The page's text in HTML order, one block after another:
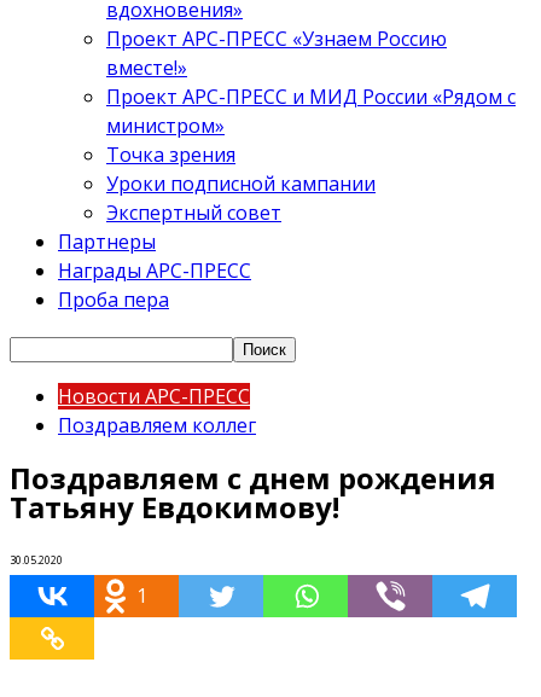
вдохновения»
Проект АРС-ПРЕСС «Узнаем Россию
вместе!»
Проект АРС-ПРЕСС и МИД России «Рядом с
министром»
Точка зрения
Уроки подписной кампании
Экспертный совет
Партнеры
Награды АРС-ПРЕСС
Проба пера
Новости АРС-ПРЕСС
Поздравляем коллег
Поздравляем с днем рождения
Татьяну Евдокимову!
30.05.2020
1